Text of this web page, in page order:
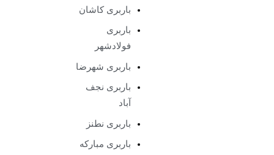
باربری کاشان
باربری
فولادشهر
باربری شهرضا
باربری نجف
باربری نطنز
باربری مبارکه